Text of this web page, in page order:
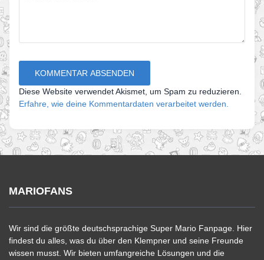
Diese Website verwendet Akismet, um Spam zu reduzieren.
Erfahre, wie deine Kommentardaten verarbeitet werden.
MARIOFANS
Wir sind die größte deutschsprachige Super Mario Fanpage. Hier
findest du alles, was du über den Klempner und seine Freunde
wissen musst. Wir bieten umfangreiche Lösungen und die